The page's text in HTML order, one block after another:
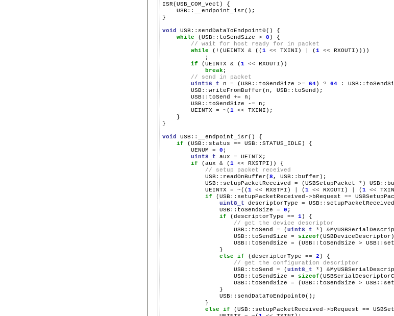
ISR(USB_COM_vect) {
    USB
::
__endpoint_isr();
}
void USB :: sendDataToEndpoint0() {
while
(USB :: toSendSize > 0 ) {
// wait for host ready for in packet
while
( ! (UEINTX & ((1 << TXINI) (1 <<
RXOUTI))))
            ;
if
(UEINTX & (1 <<
RXOUTI))
break ;
// send in packet
uint16_t
n = (USB :: toSendSize >= 64) ? 64 : USB ::
        USB
::writeFromBuffer(n, USB :: toSend);
        USB
:: toSend +=
n;
        USB
:: toSendSize -=
n;
        UEINTX
= ~(1 <<
TXINI);
    }
}
void USB ::
__endpoint_isr() {
if
(USB :: status == USB ::STATUS_IDLE) {
        UENUM
= 0 ;
uint8_t
aux =
UEINTX;
if
(aux & (1 <<
RXSTPI)) {
// setup packet received
            USB
:: readOnBuffer(8 , USB :: buffer);
            USB
:: setupPacketReceived = (USBSetupPacket * ) USB ::
            UEINTX
= ~((1 << RXSTPI) (1 << RXOUTI) (1 <<
if
(USB :: setupPacketReceived -> bRequest ==
uint8_t
descriptorType = USB :: setupPacketReceived
                USB
:: toSendSize = 0 ;
if
(descriptorType == 1) {
// get the device descriptor
                    USB
:: toSend = (uint8_t * ) &
                    USB
:: toSendSize = sizeof
                    USB
:: toSendSize = (USB :: toSendSize > USB ::
                }
else
if (descriptorType == 2 ) {
// get the configuration descriptor
                    USB
:: toSend = (uint8_t * ) &
                    USB
:: toSendSize = sizeof
                    USB
:: toSendSize = (USB :: toSendSize > USB ::
                }
                USB
:: sendDataToEndpoint0();
            }
else
if (USB :: setupPacketReceived -> bRequest ==